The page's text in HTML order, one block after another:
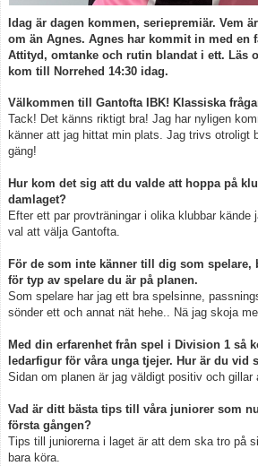
Idag är dagen kommen, seriepremiär. Vem
om än Agnes. Agnes har kommit in med en
Attityd, omtanke och rutin blandat i ett. Läs
kom till Norrehed 14:30 idag.
Välkommen till Gantofta IBK! Klassiska
Tack! Det känns riktigt bra! Jag har nyligen
känner att jag hittat min plats. Jag trivs otroligt
gäng!
Hur kom det sig att du valde att hoppa på
damlaget?
Efter ett par provträningar i olika klubbar
val att välja Gantofta.
För de som inte känner till dig som spelare,
för typ av spelare du är på planen.
Som spelare har jag ett bra spelsinne,
sönder ett och annat nät hehe.. Nä jag skoja
Med din erfarenhet från spel i Division 1 så
ledarfigur för våra unga tjejer. Hur är du vid
Sidan om planen är jag väldigt positiv och gillar
Vad är ditt bästa tips till våra juniorer som
första gången?
Tips till juniorerna i laget är att dem ska tro på
bara köra.